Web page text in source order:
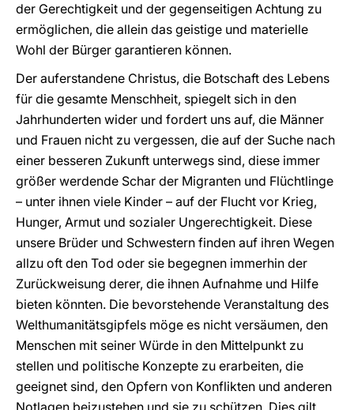
der Gerechtigkeit und der gegenseitigen Achtung zu
ermöglichen, die allein das geistige und materielle
Wohl der Bürger garantieren können.
Der auferstandene Christus, die Botschaft des Lebens
für die gesamte Menschheit, spiegelt sich in den
Jahrhunderten wider und fordert uns auf, die Männer
und Frauen nicht zu vergessen, die auf der Suche nach
einer besseren Zukunft unterwegs sind, diese immer
größer werdende Schar der Migranten und Flüchtlinge
– unter ihnen viele Kinder – auf der Flucht vor Krieg,
Hunger, Armut und sozialer Ungerechtigkeit. Diese
unsere Brüder und Schwestern finden auf ihren Wegen
allzu oft den Tod oder sie begegnen immerhin der
Zurückweisung derer, die ihnen Aufnahme und Hilfe
bieten könnten. Die bevorstehende Veranstaltung des
Welthumanitätsgipfels möge es nicht versäumen, den
Menschen mit seiner Würde in den Mittelpunkt zu
stellen und politische Konzepte zu erarbeiten, die
geeignet sind, den Opfern von Konflikten und anderen
Notlagen beizustehen und sie zu schützen. Dies gilt